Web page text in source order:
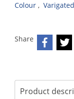
Colour , Varigated
Share
Product